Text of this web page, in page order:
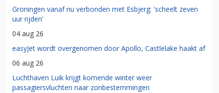
Groningen vanaf nu verbonden met Esbjerg: 'scheelt zeven
uur rijden'
04 aug 26
easyJet wordt overgenomen door Apollo, Castlelake haakt af
06 aug 26
Luchthaven Luik krijgt komende winter weer
passagiersvluchten naar zonbestemmingen